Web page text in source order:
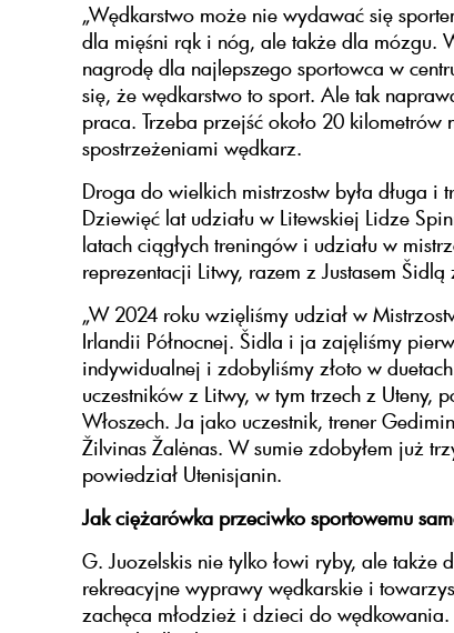
„Wędkarstwo może nie wydawać się
dla mięśni rąk i nóg, ale także dla mózgu.
nagrodę dla najlepszego sportowca w
się, że wędkarstwo to sport. Ale tak
praca. Trzeba przejść około 20
spostrzeżeniami wędkarz.
Droga do wielkich mistrzostw była długa i
Dziewięć lat udziału w Litewskiej Lidze
latach ciągłych treningów i udziału w
reprezentacji Litwy, razem z Justasem Šidlą
„W 2024 roku wzięliśmy udział w
Irlandii Północnej. Šidla i ja zajęliśmy
indywidualnej i zdobyliśmy złoto w
uczestników z Litwy, w tym trzech z Uteny,
Włoszech. Ja jako uczestnik, trener
Žilvinas Žalėnas. W sumie zdobyłem już
powiedział Utenisjanin.
Jak ciężarówka przeciwko sportowemu
G. Juozelskis nie tylko łowi ryby, ale
rekreacyjne wyprawy wędkarskie i
zachęca młodzież i dzieci do